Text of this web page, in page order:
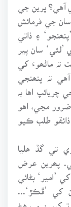
پرين جي
جي فرمائش
۽ ذاتي
سان پير
تہ ماڻھوءَ کي
تہ پنھنجي
اها بہ
ضرور مڃي، اهو
طلب ڪيو
تي گڏ هليا
پھرين عرض
’امير‘ بڻائي
کي ’ڦڪڙ‘...
تہ کيسن ۾ رهڻ